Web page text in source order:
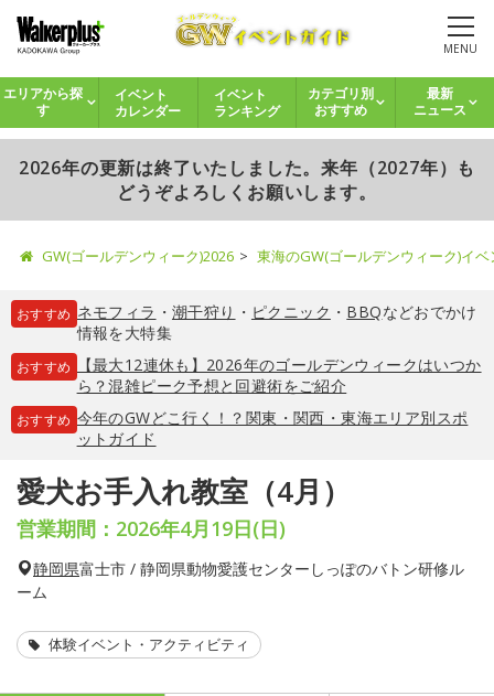
MENU
エリアから探
す
イベント
カレンダー
イベント
ランキング
カテゴリ別
おすすめ
最新
ニュース
2026年の更新は終了いたしました。来年（2027年）も
どうぞよろしくお願いします。
GW(ゴールデンウィーク)2026 東海のGW(ゴールデンウィーク)イ
おすすめ ネモフィラ ・ 潮干狩り ・ ピクニック ・ BBQなどおでかけ
情報を大特集
おすすめ
【最大12連休も】2026年のゴールデンウィークはいつか
ら？混雑ピーク予想と回避術をご紹介
おすすめ 今年のGWどこ行く！？関東・関西・東海エリア別スポ
ットガイド
愛犬お手入れ教室（4月）
営業期間：2026年4月19日(日)
静岡県富士市 / 静岡県動物愛護センターしっぽのバトン研修ル
ーム
体験イベント・アクティビティ